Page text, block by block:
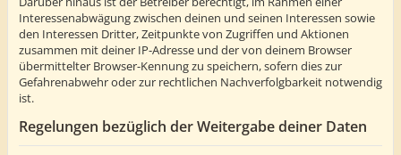
Interessenabwägung zwischen deinen und seinen Interessen sowie
den Interessen Dritter, Zeitpunkte von Zugriffen und Aktionen
zusammen mit deiner IP-Adresse und der von deinem Browser
übermittelter Browser-Kennung zu speichern, sofern dies zur
Gefahrenabwehr oder zur rechtlichen Nachverfolgbarkeit notwendig
ist.
Regelungen bezüglich der Weitergabe deiner Daten